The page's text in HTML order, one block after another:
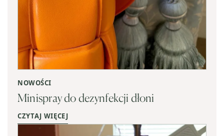
NOWOŚCI
Minispray do dezynfekcji dłoni
CZYTAJ WIĘCEJ